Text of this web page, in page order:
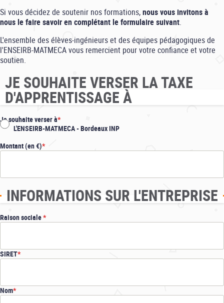
Si vous décidez de soutenir nos formations,nous vous invitons à
nous le faire savoir en complétant le formulaire suivant.
L'ensemble des élèves-ingénieurs et des équipes pédagogiques de
l'ENSEIRB-MATMECA vous remercient pour votre confiance et votre
soutien.
JE SOUHAITE VERSER LA TAXE
D'APPRENTISSAGE À
Je souhaite verser à
L'ENSEIRB-MATMECA - Bordeaux INP
Montant (en €)
INFORMATIONS SUR L'ENTREPRISE
Raison sociale
SIRET
Nom